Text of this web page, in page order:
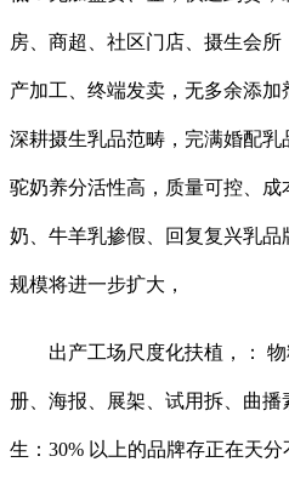
房、商超、社区门店、摄生会
产加工、终端发卖，无多余添
深耕摄生乳品范畴，完满婚配乳
驼奶养分活性高，质量可控、
奶、牛羊乳掺假、回复复兴乳
规模将进一步扩大，
出产工场尺度化扶植，： 物
册、海报、展架、试用拆、曲
生：30% 以上的品牌存正在天